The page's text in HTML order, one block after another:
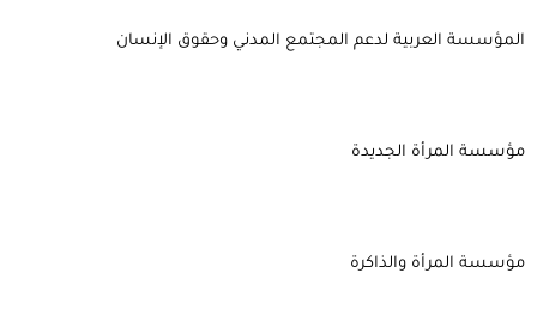
المؤسسة العربية لدعم المجتمع المدني وحقوق الإنسان
مؤسسة المرأة الجديدة
مؤسسة المرأة والذاكرة